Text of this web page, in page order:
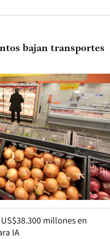
bajan transportes
millones en
IA